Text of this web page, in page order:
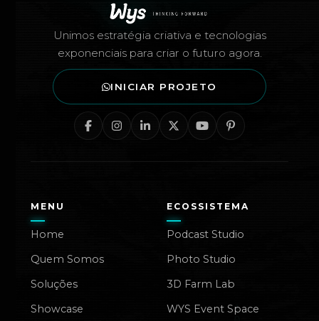
Unimos estratégia criativa e tecnologias
exponenciais para criar o futuro agora.
INICIAR PROJETO
MENU
Home
Quem Somos
Soluções
Showcase
ECOSSISTEMA
Podcast Studio
Photo Studio
3D Farm Lab
WYS Event Space